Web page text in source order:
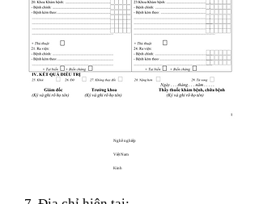
Nghề nghiệp
Việt Nam
Kinh